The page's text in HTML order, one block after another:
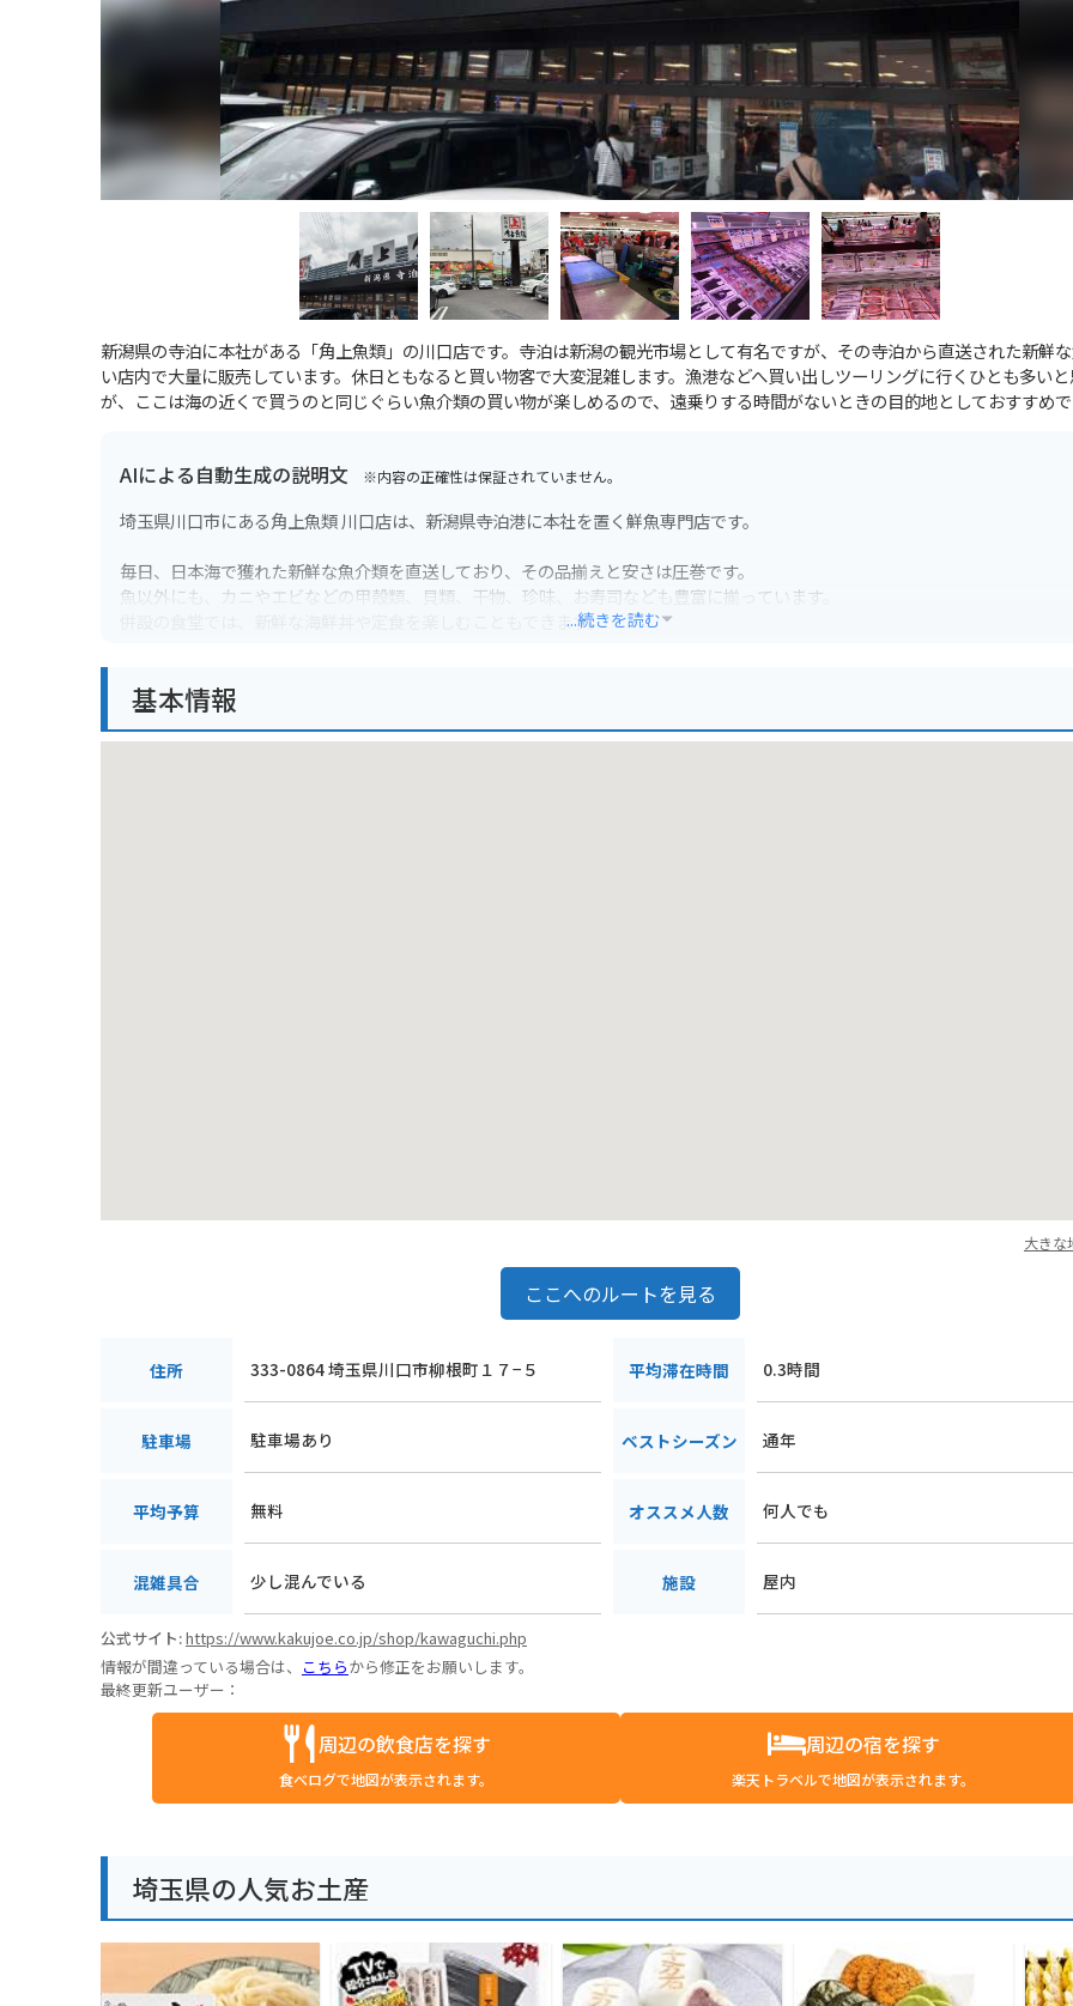
新潟県の寺泊に本社がある「角上魚類」の川口店です。寺泊は新潟の観光市場として有名ですが、その寺泊から直送された新鮮
い店内で大量に販売しています。休日ともなると買い物客で大変混雑します。漁港などへ買い出しツーリングに行くひとも多い
が、ここは海の近くで買うのと同じぐらい魚介類の買い物が楽しめるので、遠乗りする時間がないときの目的地としておすすめで
AIによる自動生成の説明文 ※内容の正確性は保証されていません。
埼玉県川口市にある角上魚類 川口店は、新潟県寺泊港に本社を置く鮮魚専門店です。
毎日、日本海で獲れた新鮮な魚介類を直送しており、その品揃えと安さは圧巻です。
魚以外にも、カニやエビなどの甲殻類、貝類、干物、珍味、お寿司なども豊富に揃っています。
併設の食堂では、新鮮な海鮮丼や定食を楽しむこともできます。
ただし、土日祝日は大変混雑するので、時間に余裕を持って行くことをおすすめします。
...続きを読む
基本情報
大きな
ここへのルートを見る
住所 333-0864 埼玉県川口市柳根町１７−５ 平均滞在時間 0.3時間
駐車場 駐車場あり ベストシーズン 通年
平均予算 無料 オススメ人数 何人でも
混雑具合 少し混んでいる 施設 屋内
公式サイト:https://www.kakujoe.co.jp/shop/kawaguchi.php
情報が間違っている場合は、 こちらから修正をお願いします。
最終更新ユーザー：
周辺の飲食店を探す
食べログで地図が表示されます。
周辺の宿を探す
楽天トラベルで地図が表示されます。
埼玉県の人気お土産